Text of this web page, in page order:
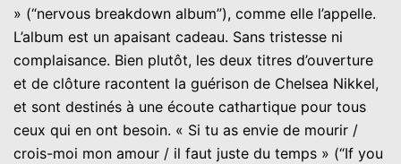
» (“nervous breakdown album”), comme elle l’appelle.
L’album est un apaisant cadeau. Sans tristesse ni
complaisance. Bien plutôt, les deux titres d’ouverture
et de clôture racontent la guérison de Chelsea Nikkel,
et sont destinés à une écoute cathartique pour tous
ceux qui en ont besoin. « Si tu as envie de mourir /
crois-moi mon amour / il faut juste du temps » (“If you